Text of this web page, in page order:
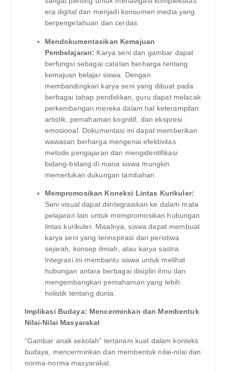
era digital dan menjadi konsumen media yang
berpengetahuan dan cerdas.
Mendokumentasikan Kemajuan
Pembelajaran: Karya seni dan gambar dapat
berfungsi sebagai catatan berharga tentang
kemajuan belajar siswa. Dengan
membandingkan karya seni yang dibuat pada
berbagai tahap pendidikan, guru dapat melacak
perkembangan mereka dalam hal keterampilan
artistik, pemahaman kognitif, dan ekspresi
emosional. Dokumentasi ini dapat memberikan
wawasan berharga mengenai efektivitas
metode pengajaran dan mengidentifikasi
bidang-bidang di mana siswa mungkin
memerlukan dukungan tambahan.
Mempromosikan Koneksi Lintas Kurikuler:
Seni visual dapat diintegrasikan ke dalam mata
pelajaran lain untuk mempromosikan hubungan
lintas kurikuler. Misalnya, siswa dapat membuat
karya seni yang terinspirasi dari peristiwa
sejarah, konsep ilmiah, atau karya sastra.
Integrasi ini membantu siswa untuk melihat
hubungan antara berbagai disiplin ilmu dan
mengembangkan pemahaman yang lebih
holistik tentang dunia.
Implikasi Budaya: Mencerminkan dan Membentuk
Nilai-Nilai Masyarakat
“Gambar anak sekolah” tertanam kuat dalam konteks
budaya, mencerminkan dan membentuk nilai-nilai dan
norma-norma masyarakat.